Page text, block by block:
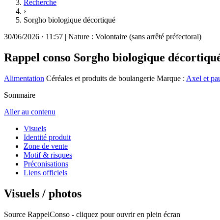
Recherche
›
Sorgho biologique décortiqué
30/06/2026 · 11:57 | Nature : Volontaire (sans arrêté préfectoral)
Rappel conso Sorgho biologique
Alimentation Céréales et produits de boulangerie Marque : Axel et
Sommaire
Aller au contenu
Visuels
Identité produit
Zone de vente
Motif & risques
Préconisations
Liens officiels
Visuels / photos
Source RappelConso - cliquez pour ouvrir en plein écran